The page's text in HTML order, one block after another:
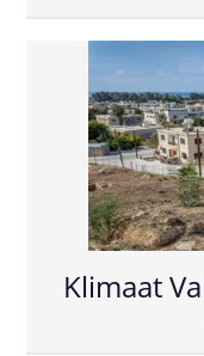
Klimaat